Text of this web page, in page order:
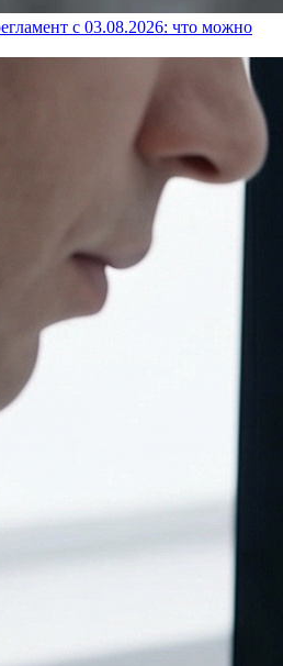
с 03.08.2026: что можно